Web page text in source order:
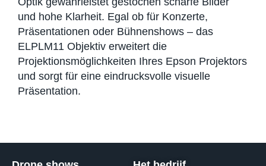
und hohe Klarheit. Egal ob für Konzerte,
Präsentationen oder Bühnenshows – das
ELPLM11 Objektiv erweitert die
Projektionsmöglichkeiten Ihres Epson Projektors
und sorgt für eine eindrucksvolle visuelle
Präsentation.